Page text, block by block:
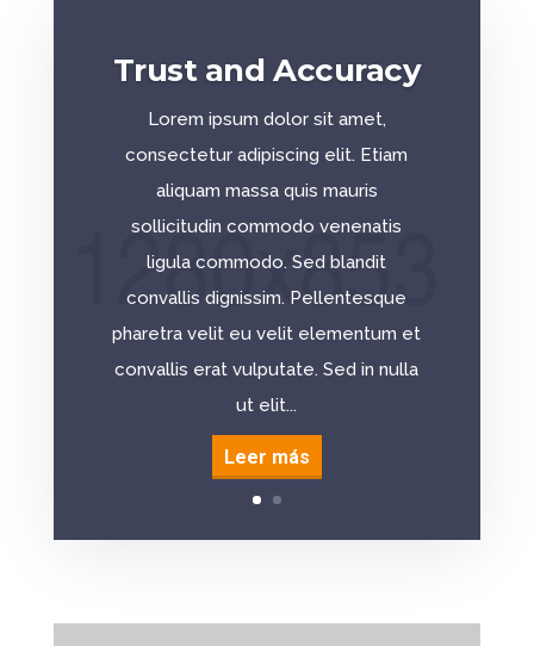
Trust and Accuracy
Lorem ipsum dolor sit amet,
consectetur adipiscing elit. Etiam
aliquam massa quis mauris
sollicitudin commodo venenatis
ligula commodo. Sed blandit
convallis dignissim. Pellentesque
pharetra velit eu velit elementum et
convallis erat vulputate. Sed in nulla
ut elit...
Leer más